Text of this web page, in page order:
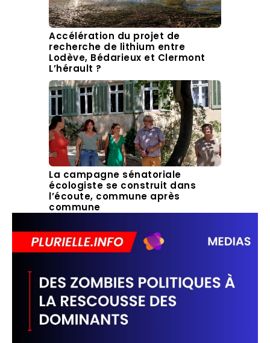
Accélération du projet de
recherche de lithium entre
Lodève, Bédarieux et Clermont
L’hérault ?
La campagne sénatoriale
écologiste se construit dans
l’écoute, commune après
commune